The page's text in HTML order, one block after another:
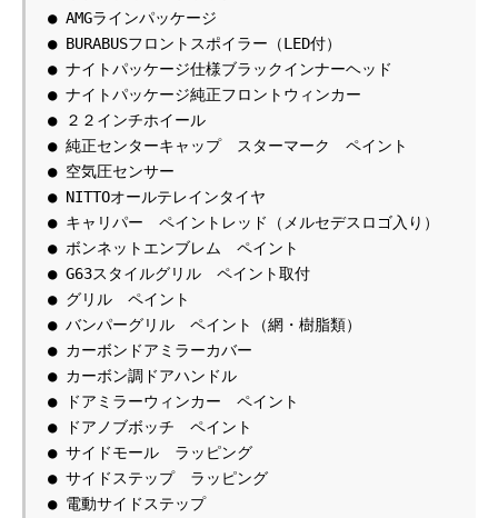
● AMGラインパッケージ
● BURABUSフロントスポイラー（LED付）
● ナイトパッケージ仕様ブラックインナーヘッド
● ナイトパッケージ純正フロントウィンカー
● ２２インチホイール
● 純正センターキャップ　スターマーク　ペイント
● 空気圧センサー
● NITTOオールテレインタイヤ
● キャリパー　ペイントレッド（メルセデスロゴ入り）
● ボンネットエンブレム　ペイント
● G63スタイルグリル　ペイント取付
● グリル　ペイント
● バンパーグリル　ペイント（網・樹脂類）
● カーボンドアミラーカバー
● カーボン調ドアハンドル
● ドアミラーウィンカー　ペイント
● ドアノブボッチ　ペイント
● サイドモール　ラッピング
● サイドステップ　ラッピング
● 電動サイドステップ